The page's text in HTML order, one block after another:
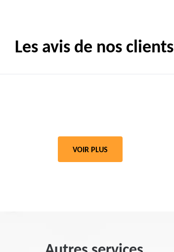
Les avis de nos clients
VOIR PLUS